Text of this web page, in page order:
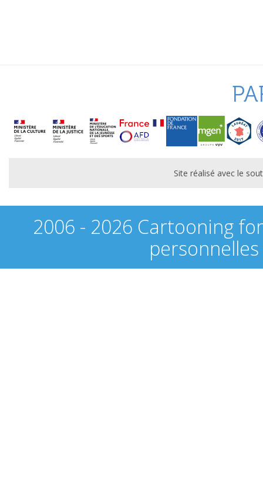
Site réalisé avec le
2006 - 2026 Cartooning
personnelles